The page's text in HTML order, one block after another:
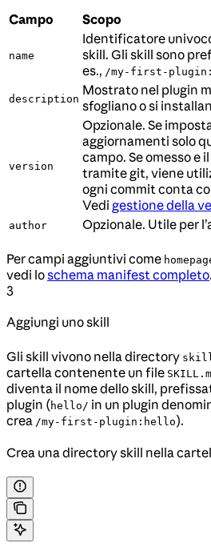
Campo Scopo
name
Identificatore
skill. Gli skill sono
es., /my-first-
description
Mostrato nel plugin
sfogliano o si
version
Opzionale. Se
aggiornamenti solo
campo. Se omesso e
tramite git, viene
ogni commit conta
Vedi gestione della
author Opzionale. Utile per
Per campi aggiuntivi come
vedi loschema manifest completo.
3
Aggiungi uno skill
Gli skill vivono nella directory
cartella contenente un file
diventa il nome dello skill,
plugin (hello/ in un plugin
crea /my-first-plugin:hello).
Crea una directory skill nella